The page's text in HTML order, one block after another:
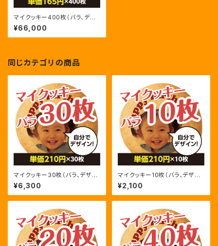
マイクッキー400枚（バラ、デザ
インデータ支給）
¥66,000
同じカテゴリの商品
マイクッキー30枚（バラ、デザイ
ンデータ支給）
¥6,300
マイクッキー10枚（バラ、デザイ
ンデータ支給）
¥2,100